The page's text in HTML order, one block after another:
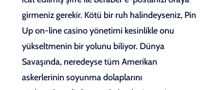
girmeniz gerekir. Kötü bir ruh halindeyseniz, Pin
Up on-line casino yönetimi kesinlikle onu
yükseltmenin bir yolunu biliyor. Dünya
Savaşında, neredeyse tüm Amerikan
askerlerinin soyunma dolaplarını